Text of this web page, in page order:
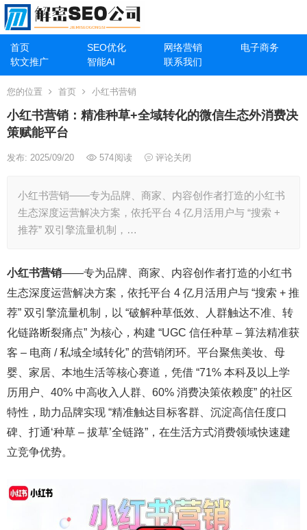
首页 SEO优化 网络营销
电子商务
软文推广
智能AI 联系我们
您的位置 首页 小红书营销
小红书营销：精准种草+全域转化的微信生态外消费决
策赋能平台
发布: 2025/09/20 574阅读 评论关闭
小红书营销——专为品牌、商家、内容创作者打造的小红书
生态深度运营解决方案，依托平台 4 亿月活用户与 “搜索 +
推荐” 双引擎流量机制，…
小红书营销——专为品牌、商家、内容创作者打造的小红书
生态深度运营解决方案，依托平台 4 亿月活用户与 “搜索 + 推
荐” 双引擎流量机制，以 “破解种草低效、人群触达不准、转
化链路断裂痛点” 为核心，构建 “UGC 信任种草 – 算法精准获
客 – 电商 / 私域全域转化” 的营销闭环。平台聚焦美妆、母
婴、家居、本地生活等核心赛道，凭借 “71% 本科及以上学
历用户、40% 中高收入人群、60% 消费决策依赖度” 的社区
特性，助力品牌实现 “精准触达目标客群、沉淀高信任度口
碑、打通‘种草 – 拔草’全链路”，在生活方式消费领域快速建
立竞争优势。